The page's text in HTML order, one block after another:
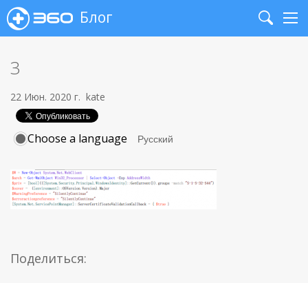
Блог
Search
3
22 Июн. 2020 г. kate
Choose a language
Поделиться: